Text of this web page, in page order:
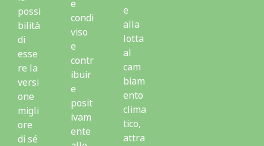
possi
bilità
di
esse
re la
versi
one
migli
ore
di sé
e
condi
viso
e
contr
ibuir
e
posit
ivam
ente
e
alla
lotta
al
cam
biam
ento
clima
tico,
attra